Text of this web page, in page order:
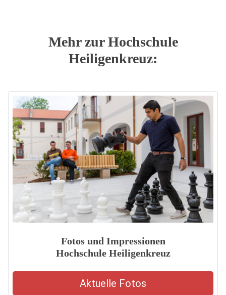
Mehr zur Hochschule
Heiligenkreuz:
Fotos und Impressionen
Hochschule Heiligenkreuz
Aktuelle Fotos